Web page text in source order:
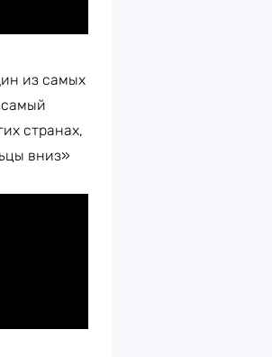
из самых
странах,
вниз»